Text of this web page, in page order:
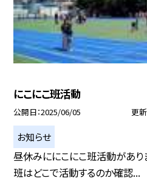
にこにこ班活動
公開日 2025/06/05 更
お知らせ
昼休みににこにこ班活動があり
班はどこで活動するのか確認...